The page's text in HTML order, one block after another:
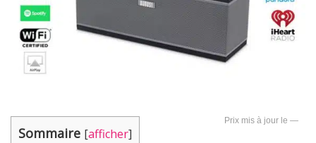
—
Sommaire [afficher]